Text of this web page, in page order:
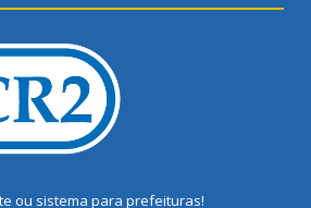
ou sistema para prefeituras!